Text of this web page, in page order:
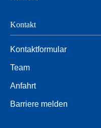
Kontakt
Kontaktformular
Team
Anfahrt
Barriere melden